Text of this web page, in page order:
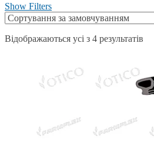
Show Filters
Відображаються усі з 4 результатів